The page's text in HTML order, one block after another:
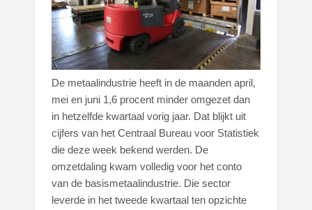
De metaalindustrie heeft in de maanden april,
mei en juni 1,6 procent minder omgezet dan
in hetzelfde kwartaal vorig jaar. Dat blijkt uit
cijfers van het Centraal Bureau voor Statistiek
die deze week bekend werden. De
omzetdaling kwam volledig voor het conto
van de basismetaalindustrie. Die sector
leverde in het tweede kwartaal ten opzichte